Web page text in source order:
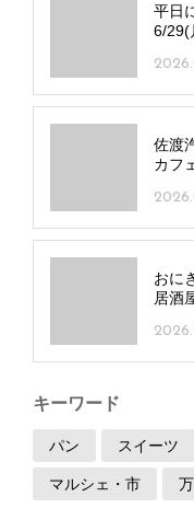
平日
6/29(
佐渡
カフ
おに
居酒
キーワード
パン スイーツ
マルシェ・市